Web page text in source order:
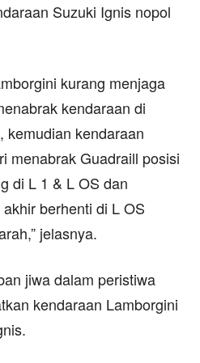
Suzuki Ignis nopol
kurang menjaga
kendaraan di
kemudian kendaraan
menabrak Guadraill posisi
di L 1 & L OS dan
berhenti di L OS
jelasnya.
jiwa dalam peristiwa
kendaraan Lamborgini